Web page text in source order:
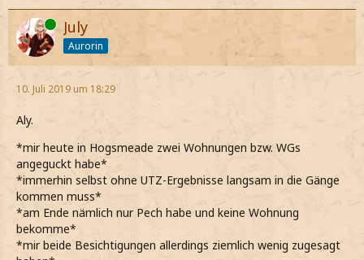
Online July
Aurorin
10. Juli 2019 um 18:29
Aly.
*mir heute in Hogsmeade zwei Wohnungen bzw. WGs
angeguckt habe*
*immerhin selbst ohne UTZ-Ergebnisse langsam in die Gänge
kommen muss*
*am Ende nämlich nur Pech habe und keine Wohnung
bekomme*
*mir beide Besichtigungen allerdings ziemlich wenig zugesagt